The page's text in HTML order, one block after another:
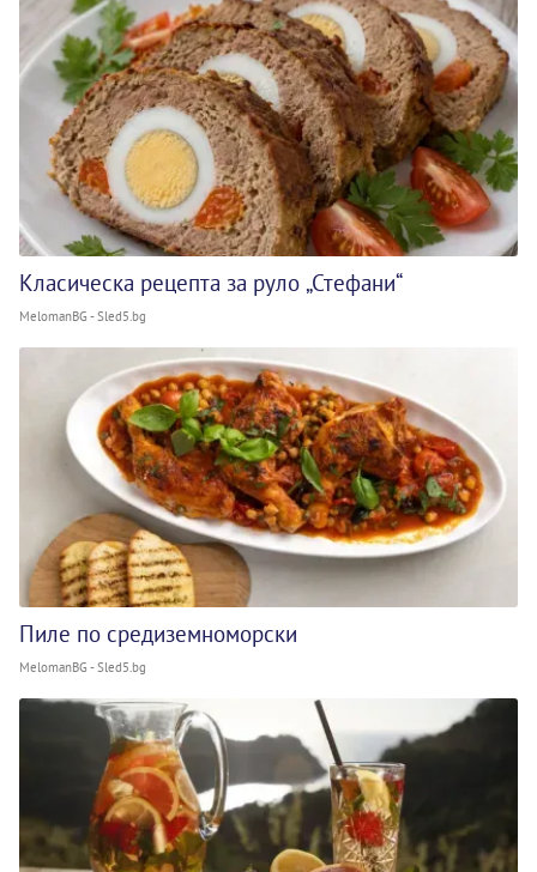
Класическа рецепта за руло „Стефани“
MelomanBG - Sled5.bg
Пиле по средиземноморски
MelomanBG - Sled5.bg